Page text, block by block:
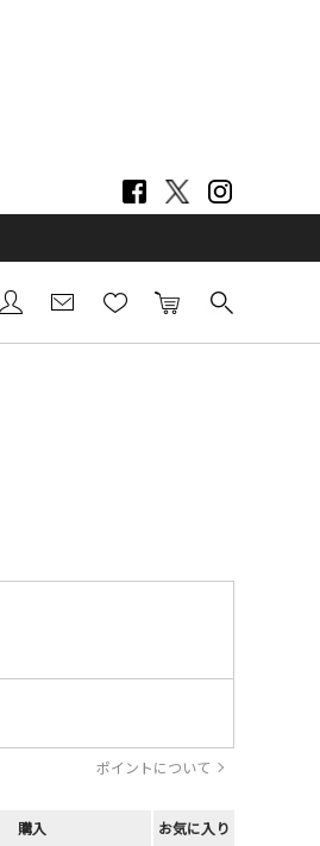
ポイントについて
購入 お気に入り